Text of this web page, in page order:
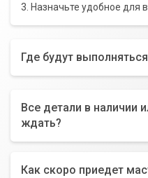
3. Назначьте удобное для
Где будут
Все детали в наличии
ждать?
Как скоро приедет